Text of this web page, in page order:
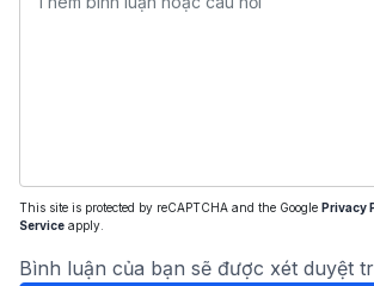
This site is protected by reCAPTCHA and the Google Privacy
Service apply.
Bình luận của bạn sẽ được xét duyệt